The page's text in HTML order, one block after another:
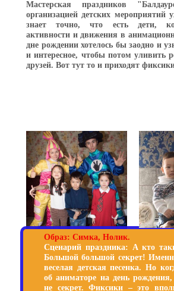
Мастерская праздников
организацией детских мероприятий
знает точно, что есть дети,
активности и движения в
дне рождении хотелось бы заодно и
и интересное, чтобы потом уливить
друзей. Вот тут то и приходят
Образ: Симка, Нолик.
Сценарий праздника: А кто
Большой большой секрет!
веселая детская песенка. Но
об аниматоре на день
не секрет. Фиксики – это